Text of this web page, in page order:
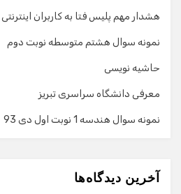
هشدار مهم پلیس فتا به کاربران اینترنتی
نمونه سوال هشتم متوسطه نوبت دوم
حاشیه نویسی
معرفی دانشگاه سراسری تبریز
نمونه سوال هندسه 1 نوبت اول دی 93
آخرین دیدگاه‌ها
گفت‌وگو با دستیار هوشمند
سلام! برای شروع گفت‌وگو لطفاً